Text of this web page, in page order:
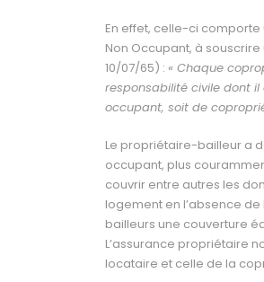
En effet, celle-ci
Non Occupant, à
10/07/65) : « Chaque
responsabilité civile dont
occupant, soit de
Le propriétaire-bailleur a
occupant, plus
couvrir entre autres les
logement en l’absence
bailleurs une couverture
L’assurance propriétaire
locataire et celle de la